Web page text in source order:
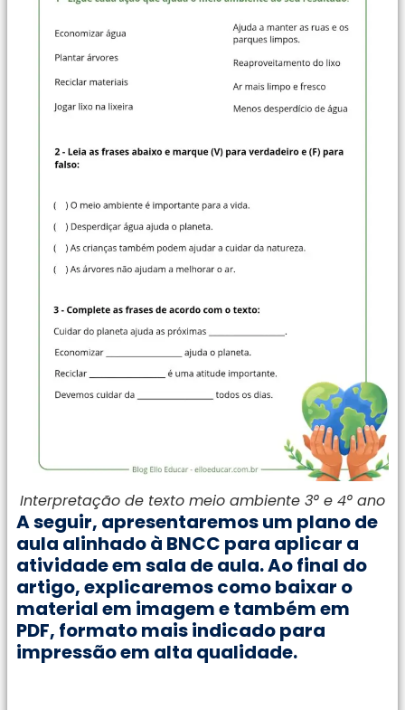
Interpretação de texto meio ambiente 3° e 4° ano
A seguir, apresentaremos um plano de
aula alinhado à BNCC para aplicar a
atividade em sala de aula. Ao final do
artigo, explicaremos como baixar o
material em imagem e também em
PDF, formato mais indicado para
impressão em alta qualidade.